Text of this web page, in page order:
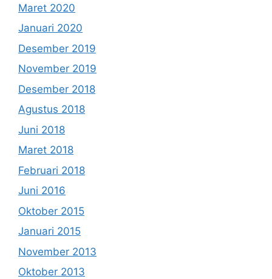
Maret 2020
Januari 2020
Desember 2019
November 2019
Desember 2018
Agustus 2018
Juni 2018
Maret 2018
Februari 2018
Juni 2016
Oktober 2015
Januari 2015
November 2013
Oktober 2013